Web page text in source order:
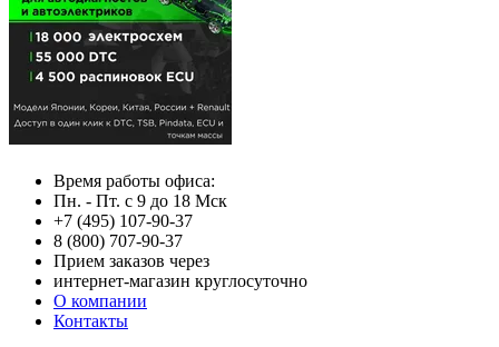
Время работы офиса:
Пн. - Пт. с 9 до 18 Мск
+7 (495) 107-90-37
8 (800) 707-90-37
Прием заказов через
интернет-магазин круглосуточно
О компании
Контакты